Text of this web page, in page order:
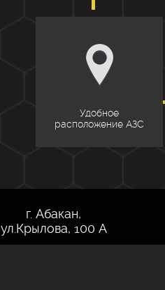
Удобное
расположение АЗС
г. Абакан,
ул.Крылова, 100 А